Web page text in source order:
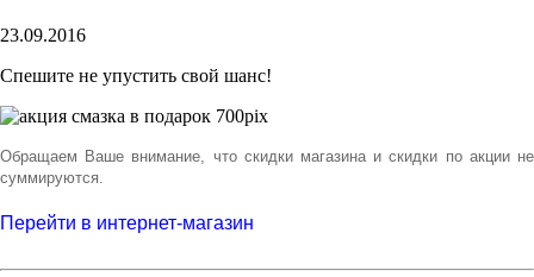
23.09.2016
Спешите не упустить свой шанс!
Обращаем Ваше внимание, что скидки магазина и скидки по акции не
суммируются.
Перейти в интернет-магазин